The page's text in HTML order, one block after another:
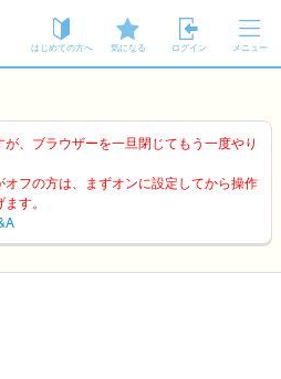
はじめての方へ 気になる ログイン メニュー
、ブラウザーを一旦閉じてもう一度やり
フの方は、まずオンに設定してから操作
す。